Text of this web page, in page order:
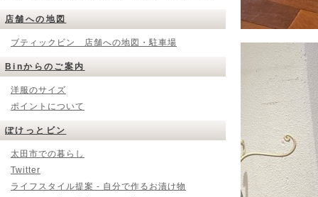
店舗への地図
ブティックビン 店舗への地図・駐車場
Binからのご案内
洋服のサイズ
ポイントについて
ぽけっとビン
太田市での暮らし
Twitter
ライフスタイル提案 - 自分で作るお漬け物